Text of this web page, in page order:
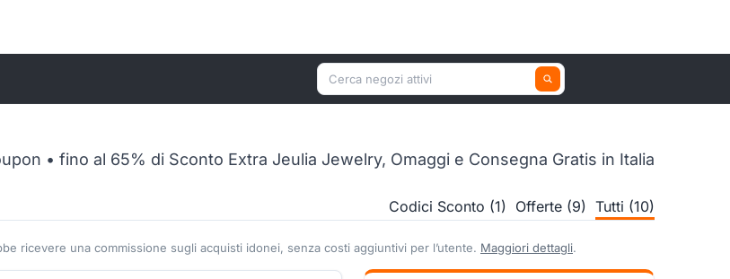
Cerca un negozio attivo
• fino al 65% di Sconto Extra Jeulia Jewelry, Omaggi e Consegna Gratis in Italia
Codici Sconto (1) Offerte (9) Tutti (10)
ricevere una commissione sugli acquisti idonei, senza costi aggiuntivi per l’utente. Maggiori dettagli.